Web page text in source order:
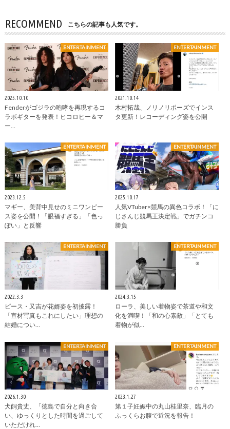
RECOMMEND こちらの記事も人気です。
ENTERTAINMENT
2025.10.10
Fenderがゴジラの咆哮を再現するコ
ラボギターを発表！ヒコロヒー＆マ
ー…
ENTERTAINMENT
2021.10.14
木村拓哉、ノリノリポーズでインス
タ更新！レコーディング姿を公開
ENTERTAINMENT
2023.12.5
マギー、美背中見せのミニワンピー
ス姿を公開！「眼福すぎる」「色っ
ぽい」と反響
ENTERTAINMENT
2025.10.17
人気VTuber×競馬の異色コラボ！「に
じさんじ競馬王決定戦」でガチンコ
勝負
ENTERTAINMENT
2022.3.3
ピース・又吉が花婿姿を初披露！
「宣材写真もこれにしたい」理想の
結婚につい…
ENTERTAINMENT
2024.3.15
ローラ、美しい着物姿で茶道や和文
化を満喫！「和の心素敵」「とても
着物が似…
ENTERTAINMENT
2026.1.30
犬飼貴丈、「徳島で自分と向き合
い、ゆっくりとした時間を過ごして
いただけれ…
ENTERTAINMENT
2023.1.27
第１子妊娠中の丸山桂里奈、臨月の
ふっくらお腹で近況を報告！